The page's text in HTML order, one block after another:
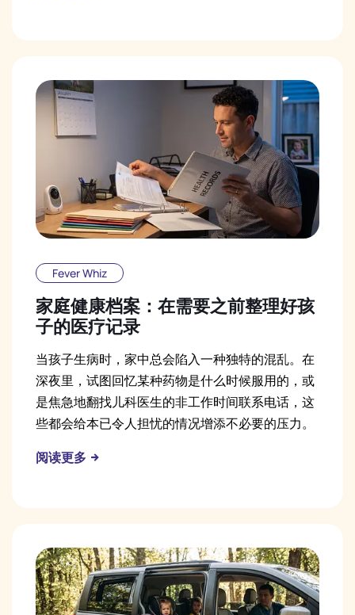
Fever Whiz
家庭健康档案：在需要之前整理好孩
子的医疗记录
当孩子生病时，家中总会陷入一种独特的混乱。在
深夜里，试图回忆某种药物是什么时候服用的，或
是焦急地翻找儿科医生的非工作时间联系电话，这
些都会给本已令人担忧的情况增添不必要的压力。
阅读更多